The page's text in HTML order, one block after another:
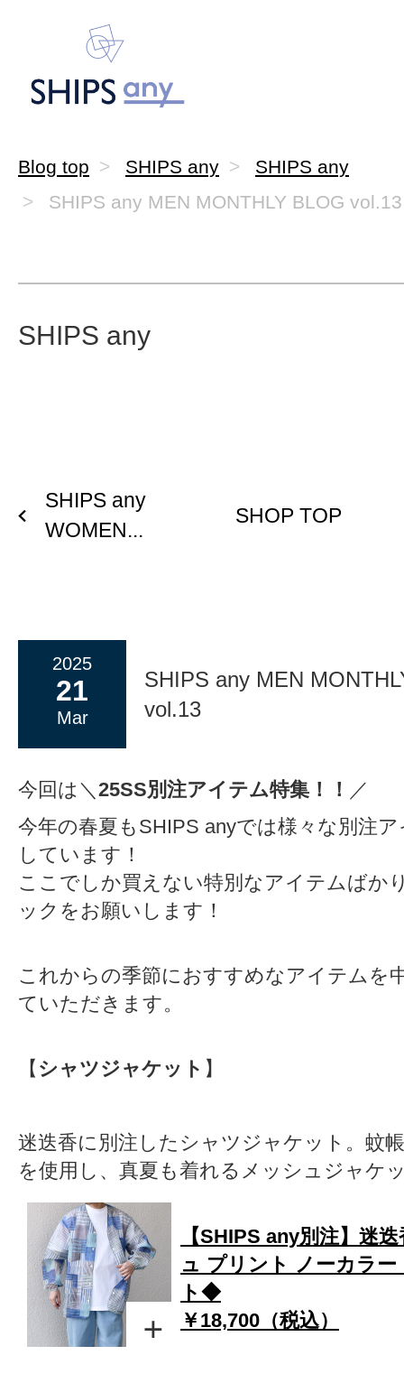
Blog top SHIPS any
SHIPS any
SHIPS any MEN MONTHLY BLOG vol.13
SHIPS any
SHIPS any
WOMEN...
SHOP TOP
2025
21
Mar
SHIPS any MEN
vol.13
今回は＼ 25SS別注アイテム特集！！ ／
今年の春夏もSHIPS anyでは様々な別注
しています！
ここでしか買えない特別なアイテムばか
ックをお願いします！
これからの季節におすすめなアイテムを
ていただきます。
【 シャツジャケット 】
迷迭香に別注したシャツジャケット。蚊
を使用し、真夏も着れるメッシュジャケ
【SHIPS any別注】迷
ュ プリント ノーカラ
ト◆
￥18,700（税込）